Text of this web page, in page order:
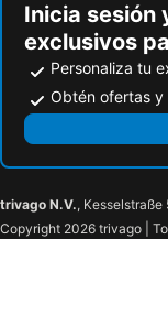
Inicia sesión
exclusivos
Personaliza tu
Obtén ofertas y
trivago N.V., Kesselstraße
Copyright 2026 trivago |